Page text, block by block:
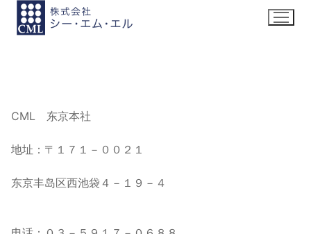
Skip
CML 东京本社
地址：〒１７１－００２１
东京丰岛区西池袋４－１９－４